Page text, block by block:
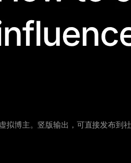
拟博主。竖版输出，可直接发布到